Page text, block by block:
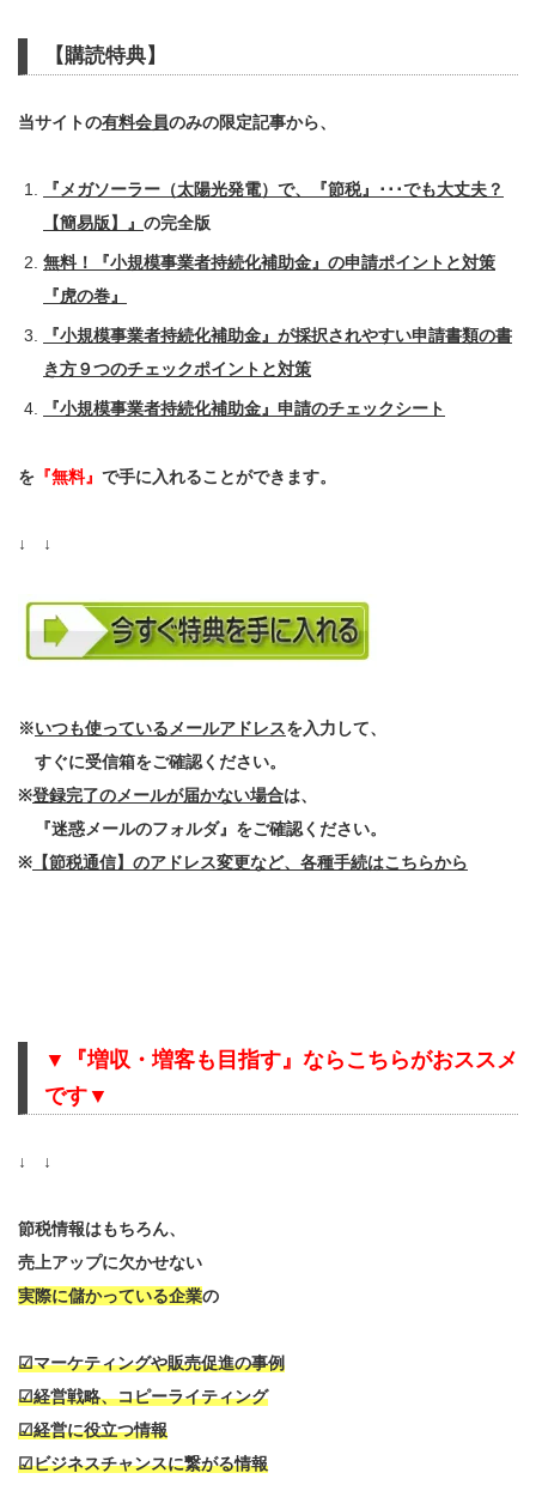
【購読特典】
当サイトの有料会員のみの限定記事から、
『メガソーラー（太陽光発電）で、『節税』･･･でも大丈夫？
【簡易版】』 の完全版
無料！『小規模事業者持続化補助金』の申請ポイントと対策
『虎の巻』
『小規模事業者持続化補助金』が採択されやすい申請書類の書
き方９つのチェックポイントと対策
『小規模事業者持続化補助金』申請のチェックシート
を 『無料』 で手に入れることができます。
↓ ↓
※いつも使っているメールアドレスを入力して、
すぐに受信箱をご確認ください。
※登録完了のメールが届かない場合は、
『迷惑メールのフォルダ』をご確認ください。
※ 【節税通信】のアドレス変更など、各種手続はこちらから
▼『増収・増客も目指す』ならこちらがおススメ
です▼
↓ ↓
節税情報はもちろん、
売上アップに欠かせない
実際に儲かっている企業の
☑マーケティングや販売促進の事例
☑経営戦略、コピーライティング
☑経営に役立つ情報
☑ビジネスチャンスに繋がる情報